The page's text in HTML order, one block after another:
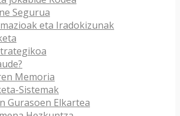
Segurua
eta Iradokizunak
Memoria
Sistemak
Gurasoen Elkartea